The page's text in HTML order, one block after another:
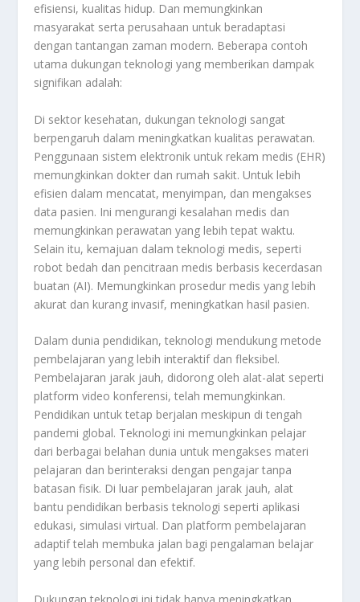
efisiensi, kualitas hidup. Dan memungkinkan
masyarakat serta perusahaan untuk beradaptasi
dengan tantangan zaman modern. Beberapa contoh
utama dukungan teknologi yang memberikan dampak
signifikan adalah:
Di sektor kesehatan, dukungan teknologi sangat
berpengaruh dalam meningkatkan kualitas perawatan.
Penggunaan sistem elektronik untuk rekam medis (EHR)
memungkinkan dokter dan rumah sakit. Untuk lebih
efisien dalam mencatat, menyimpan, dan mengakses
data pasien. Ini mengurangi kesalahan medis dan
memungkinkan perawatan yang lebih tepat waktu.
Selain itu, kemajuan dalam teknologi medis, seperti
robot bedah dan pencitraan medis berbasis kecerdasan
buatan (AI). Memungkinkan prosedur medis yang lebih
akurat dan kurang invasif, meningkatkan hasil pasien.
Dalam dunia pendidikan, teknologi mendukung metode
pembelajaran yang lebih interaktif dan fleksibel.
Pembelajaran jarak jauh, didorong oleh alat-alat seperti
platform video konferensi, telah memungkinkan.
Pendidikan untuk tetap berjalan meskipun di tengah
pandemi global. Teknologi ini memungkinkan pelajar
dari berbagai belahan dunia untuk mengakses materi
pelajaran dan berinteraksi dengan pengajar tanpa
batasan fisik. Di luar pembelajaran jarak jauh, alat
bantu pendidikan berbasis teknologi seperti aplikasi
edukasi, simulasi virtual. Dan platform pembelajaran
adaptif telah membuka jalan bagi pengalaman belajar
yang lebih personal dan efektif.
Dukungan teknologi ini tidak hanya meningkatkan